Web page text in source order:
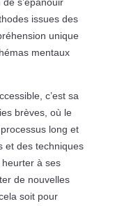
issues des
unique
mentaux
c’est sa
brèves, où le
long et
et des techniques
heurter à ses
de nouvelles
soit pour